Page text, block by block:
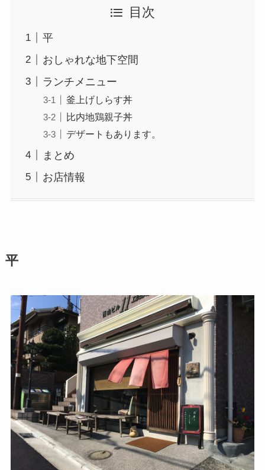
目次
平
おしゃれな地下空間
ランチメニュー
釜上げしらす丼
比内地鶏親子丼
デザートもあります。
まとめ
お店情報
平